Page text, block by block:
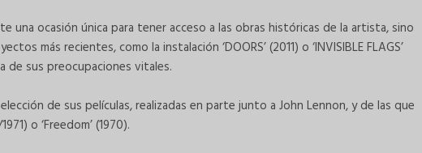
una ocasión única para tener acceso a las obras históricas de la artista, sino
más recientes, como la instalación ‘DOORS’ (2011) o ‘INVISIBLE FLAGS’
de sus preocupaciones vitales.
de sus películas, realizadas en parte junto a John Lennon, y de las que
o ‘Freedom’ (1970).